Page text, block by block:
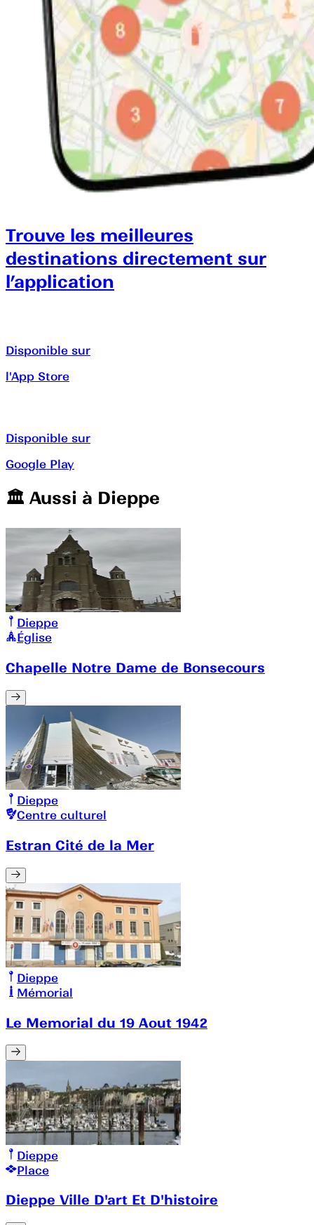
Trouve les meilleures
destinations directement sur
l’application
Disponible sur
l'App Store
Disponible sur
Google Play
🏛️️ Aussi à Dieppe
Dieppe
Église
Chapelle Notre Dame de Bonsecours
Dieppe
Centre culturel
Estran Cité de la Mer
Dieppe
Mémorial
Le Memorial du 19 Aout 1942
Dieppe
Place
Dieppe Ville D'art Et D'histoire